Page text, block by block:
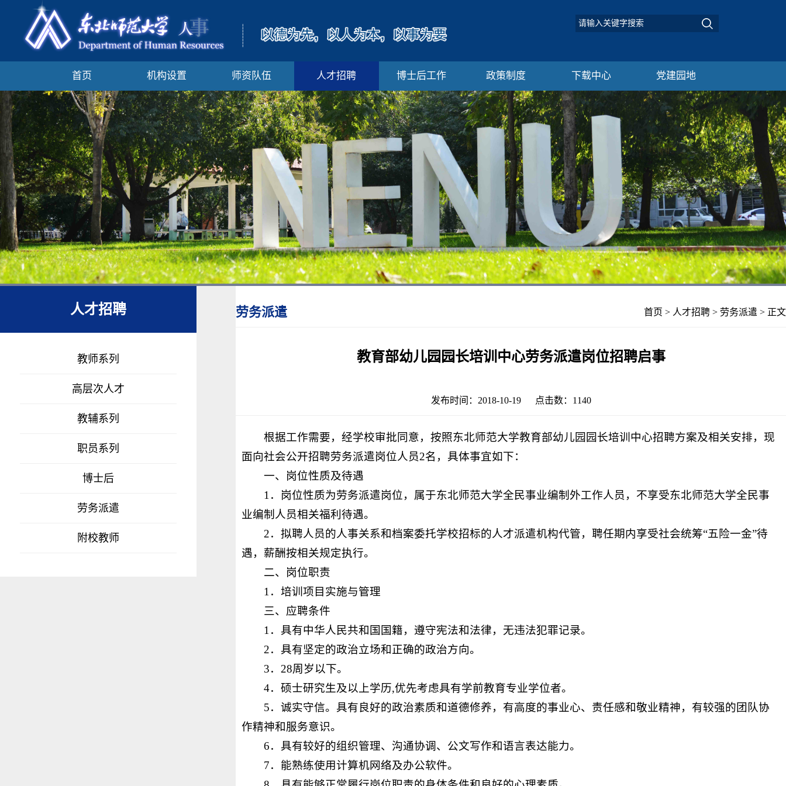
首页 机构设置 师资队伍 人才招聘 博士后工作 政策制度 下载中心 党建园地
人才招聘
教师系列
高层次人才
教辅系列
职员系列
博士后
劳务派遣
附校教师
劳务派遣 首页 > 人才招聘 > 劳务派遣 > 正文
教育部幼儿园园长培训中心劳务派遣岗位招聘启事
发布时间：2018-10-19 点击数： 1140
根据工作需要，经学校审批同意，按照东北师范大学教育部幼儿园园长培训中心招聘方案及相关安排，现
面向社会公开招聘劳务派遣岗位人员2名，具体事宜如下：
一、岗位性质及待遇
1．岗位性质为劳务派遣岗位，属于东北师范大学全民事业编制外工作人员，不享受东北师范大学全民事
业编制人员相关福利待遇。
2．拟聘人员的人事关系和档案委托学校招标的人才派遣机构代管，聘任期内享受社会统筹“五险一金”待
遇，薪酬按相关规定执行。
二、岗位职责
1．培训项目实施与管理
三、应聘条件
1．具有中华人民共和国国籍，遵守宪法和法律，无违法犯罪记录。
2．具有坚定的政治立场和正确的政治方向。
3．28周岁以下。
4．硕士研究生及以上学历,优先考虑具有学前教育专业学位者。
5．诚实守信。具有良好的政治素质和道德修养，有高度的事业心、责任感和敬业精神，有较强的团队协
作精神和服务意识。
6．具有较好的组织管理、沟通协调、公文写作和语言表达能力。
7．能熟练使用计算机网络及办公软件。